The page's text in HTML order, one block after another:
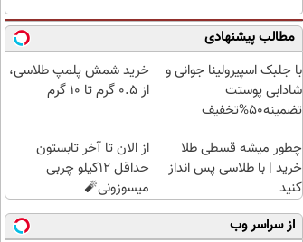
مطالب پیشنهادی
با جلبک اسپیرولینا جوانی و
شادابی پوستت
تضمینه50%تخفیف
خرید شمش پلمپ طلاسی،
از ۰.۵ گرم تا ۱۰ گرم
چطور میشه قسطی طلا
خرید | با طلاسی پس انداز
کنید
از الان تا آخر تابستون
حداقل 12کیلو چربی
میسوزونی🧨
از سراسر وب